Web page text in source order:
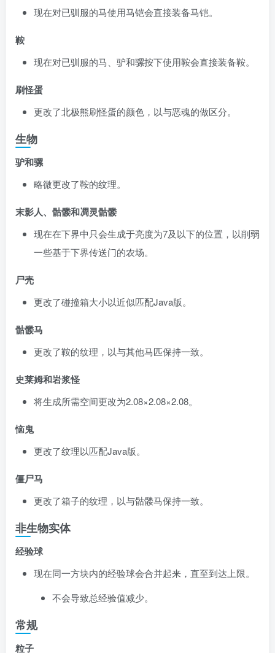
现在对已驯服的马使用马铠会直接装备马铠。
鞍
现在对已驯服的马、驴和骡按下使用鞍会直接装备鞍。
刷怪蛋
更改了北极熊刷怪蛋的颜色，以与恶魂的做区分。
生物
驴和骡
略微更改了鞍的纹理。
末影人、骷髅和凋灵骷髅
现在在下界中只会生成于亮度为7及以下的位置，以削弱
一些基于下界传送门的农场。
尸壳
更改了碰撞箱大小以近似匹配Java版。
骷髅马
更改了鞍的纹理，以与其他马匹保持一致。
史莱姆和岩浆怪
将生成所需空间更改为2.08×2.08×2.08。
恼鬼
更改了纹理以匹配Java版。
僵尸马
更改了箱子的纹理，以与骷髅马保持一致。
非生物实体
经验球
现在同一方块内的经验球会合并起来，直至到达上限。
不会导致总经验值减少。
常规
粒子